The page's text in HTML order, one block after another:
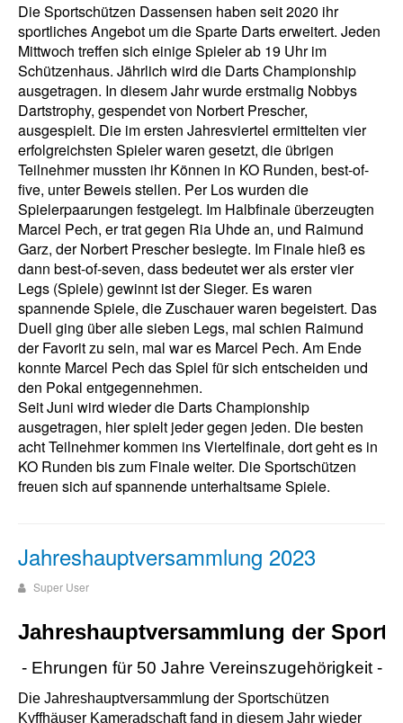
Die Sportschützen Dassensen haben seit 2020 ihr
sportliches Angebot um die Sparte Darts erweitert. Jeden
Mittwoch treffen sich einige Spieler ab 19 Uhr im
Schützenhaus. Jährlich wird die Darts Championship
ausgetragen. In diesem Jahr wurde erstmalig Nobbys
Dartstrophy, gespendet von Norbert Prescher,
ausgespielt. Die im ersten Jahresviertel ermittelten vier
erfolgreichsten Spieler waren gesetzt, die übrigen
Teilnehmer mussten ihr Können in KO Runden, best-of-
five, unter Beweis stellen. Per Los wurden die
Spielerpaarungen festgelegt. Im Halbfinale überzeugten
Marcel Pech, er trat gegen Ria Uhde an, und Raimund
Garz, der Norbert Prescher besiegte. Im Finale hieß es
dann best-of-seven, dass bedeutet wer als erster vier
Legs (Spiele) gewinnt ist der Sieger. Es waren
spannende Spiele, die Zuschauer waren begeistert. Das
Duell ging über alle sieben Legs, mal schien Raimund
der Favorit zu sein, mal war es Marcel Pech. Am Ende
konnte Marcel Pech das Spiel für sich entscheiden und
den Pokal entgegennehmen.
Seit Juni wird wieder die Darts Championship
ausgetragen, hier spielt jeder gegen jeden. Die besten
acht Teilnehmer kommen ins Viertelfinale, dort geht es in
KO Runden bis zum Finale weiter. Die Sportschützen
freuen sich auf spannende unterhaltsame Spiele.
Jahreshauptversammlung 2023
Super User
Jahreshauptversammlung der
- Ehrungen für 50 Jahre Vereinszugehörigkeit -
Die Jahreshauptversammlung der Sportschützen
Kyffhäuser Kameradschaft fand in diesem Jahr wieder